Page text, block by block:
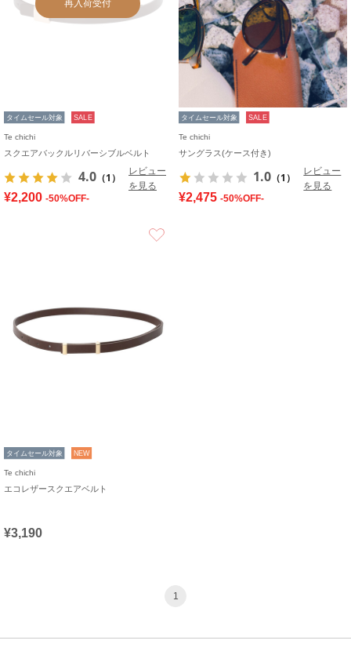
再入荷受付
タイムセール対象 SALE
Te chichi
スクエアバックルリバーシブルベルト
4.0 （1）
レビュー
を見る
¥2,200 -50%OFF-
タイムセール対象 SALE
Te chichi
サングラス(ケース付き)
1.0 （1）
レビュー
を見る
¥2,475 -50%OFF-
タイムセール対象 NEW
Te chichi
エコレザースクエアベルト
¥3,190
1